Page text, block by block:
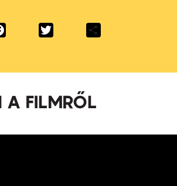
Facebook
A FILMRŐL